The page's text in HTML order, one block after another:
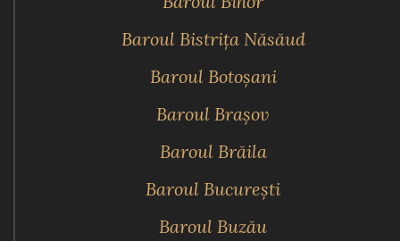
Baroul Bistriţa Năsăud
Baroul Botoşani
Baroul Braşov
Baroul Brăila
Baroul Bucureşti
Baroul Buzău